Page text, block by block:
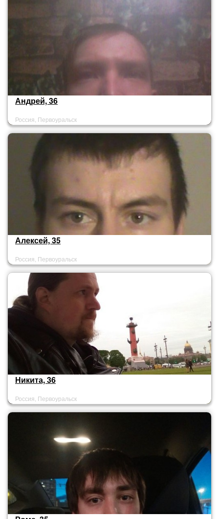
Андрей, 36
Россия, Первоуральск
Алексей, 35
Россия, Первоуральск
Никита, 36
Россия, Первоуральск